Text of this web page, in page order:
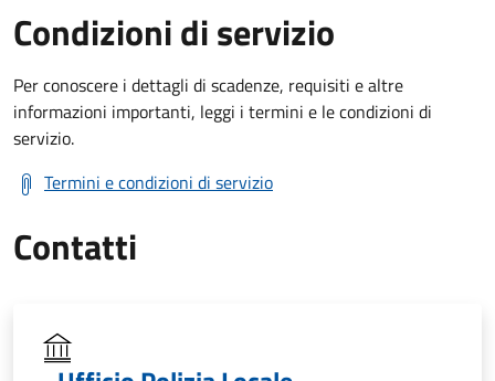
Condizioni di servizio
Per conoscere i dettagli di scadenze, requisiti e altre
informazioni importanti, leggi i termini e le condizioni di
servizio.
Termini e condizioni di servizio
Contatti